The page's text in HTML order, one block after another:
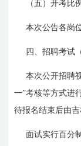
（五）开考比例
本次公告各岗
四、招聘考试
本次公开招聘
一”考核等方式进
待报名结束后由
面试实行百分